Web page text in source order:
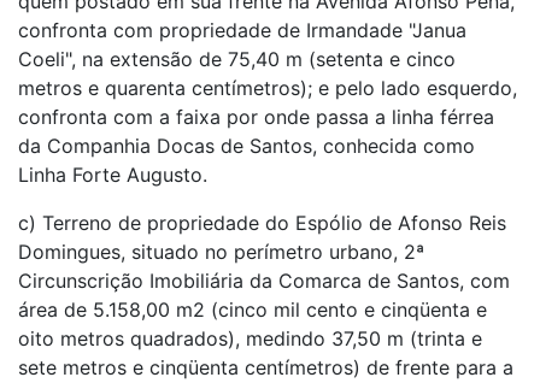
confronta com propriedade de Irmandade "Janua
Coeli", na extensão de 75,40 m (setenta e cinco
metros e quarenta centímetros); e pelo lado esquerdo,
confronta com a faixa por onde passa a linha férrea
da Companhia Docas de Santos, conhecida como
Linha Forte Augusto.
c) Terreno de propriedade do Espólio de Afonso Reis
Domingues, situado no perímetro urbano, 2ª
Circunscrição Imobiliária da Comarca de Santos, com
área de 5.158,00 m2 (cinco mil cento e cinqüenta e
oito metros quadrados), medindo 37,50 m (trinta e
sete metros e cinqüenta centímetros) de frente para a